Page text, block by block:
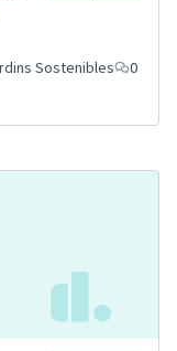
Sostenibles
0